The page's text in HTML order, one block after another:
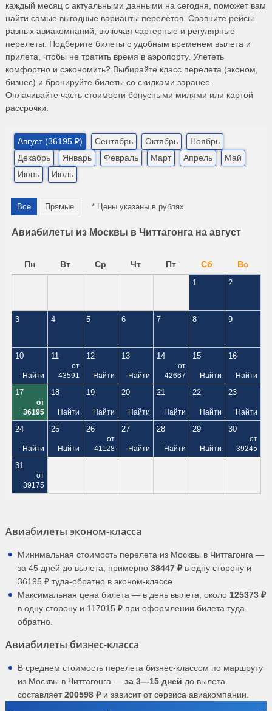
каждый месяц с актуальными данными на сегодня, поможет вам
найти самые выгодные варианты перелётов. Сравните рейсы
разных авиакомпаний, включая чартерные и регулярные
перелеты. Подберите билеты с удобным временем вылета и
прилета, чтобы не тратить время в аэропорту. Улететь
комфортно и сэкономить? Выбирайте класс перелета (эконом,
бизнес) и бронируйте билеты со скидками заранее.
Оплачивайте часть стоимости бонусными милями или картой
рассрочки.
Август (36195 ₽) Сентябрь Октябрь
Ноябрь
Декабрь
Январь Февраль Март Апрель
Май
Июнь
Июль
Все Прямые * Цены указаны в рублях
Авиабилеты из Москвы в Читтагонга на август
Пн Вт Ср Чт Пт Сб Вс
1 2
3 4 5 6 7 8 9
10
Найти
11
от
43591
12
Найти
13
Найти
14
от
42667
15
Найти
16
Найти
17
от
36195
18
Найти
19
Найти
20
Найти
21
Найти
22
Найти
23
Найти
24
Найти
25
Найти
26
от
41128
27
Найти
28
Найти
29
Найти
30
от
39245
31
от
39175
Авиабилеты эконом-класса
Минимальная стоимость перелета из Москвы в Читтагонга —
за 45 дней до вылета, примерно 38447 ₽ в одну сторону и
36195 ₽ туда-обратно в эконом-классе
Максимальная цена билета — в день вылета, около 125373 ₽
в одну сторону и 117015 ₽ при оформлении билета туда-
обратно.
Авиабилеты бизнес-класса
В среднем стоимость перелета бизнес-классом по маршруту
из Москвы в Читтагонга — за 3—15 дней до вылета
составляет200598 ₽ и зависит от сервиса авиакомпании.